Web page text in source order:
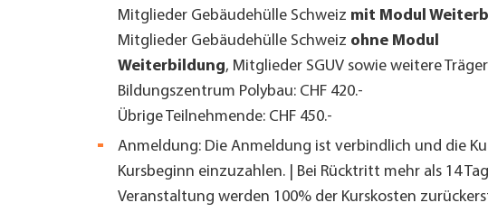
Mitglieder Gebäudehülle Schweiz mit Modul
Mitglieder Gebäudehülle Schweiz ohne Modul
Weiterbildung, Mitglieder SGUV sowie weitere
Bildungszentrum Polybau: CHF 420.-
Übrige Teilnehmende: CHF 450.-
Anmeldung: Die Anmeldung ist verbindlich und die
Kursbeginn einzuzahlen. | Bei Rücktritt mehr als 14
Veranstaltung werden 100% der Kurskosten